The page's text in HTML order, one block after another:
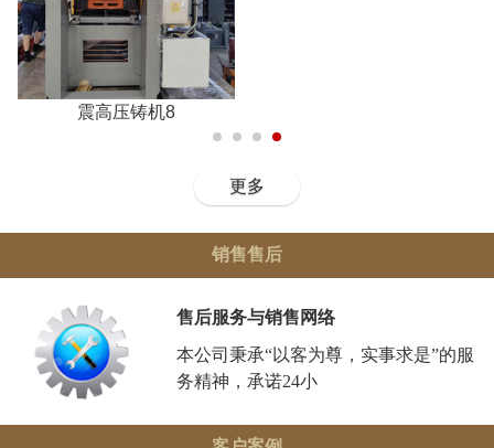
震高压铸机8
更多
销售售后
售后服务与销售网络
本公司秉承“以客为尊，实事求是”的服
务精神，承诺24小